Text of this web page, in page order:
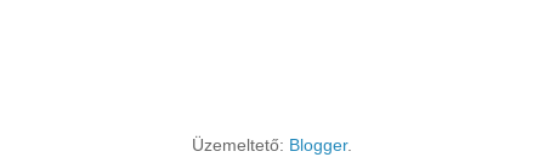
Üzemeltető: Blogger.